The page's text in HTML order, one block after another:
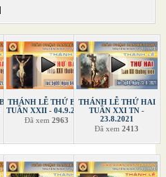
THÁNH LỄ THỨ BẢY
TUẦN XXII - 04.9.2021
Đã xem2963
THÁNH LỄ THỨ HAI
TUẦN XXI TN -
23.8.2021
Đã xem2413